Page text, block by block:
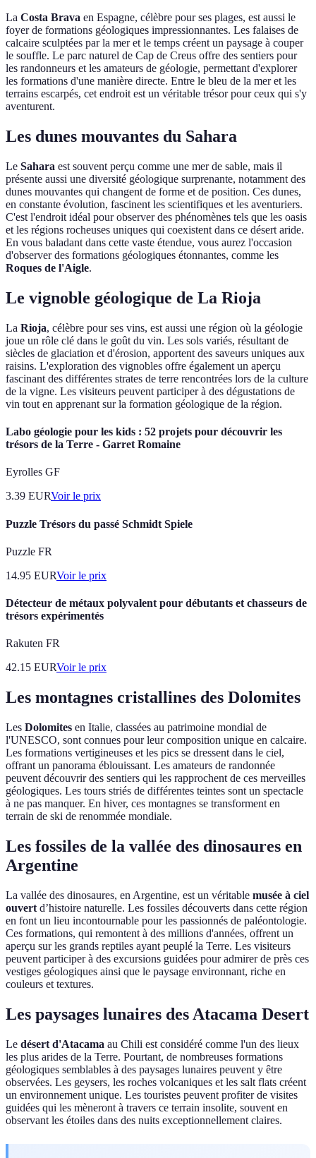
La Costa Brava en Espagne, célèbre pour ses plages, est aussi le
foyer de formations géologiques impressionnantes. Les falaises de
calcaire sculptées par la mer et le temps créent un paysage à couper
le souffle. Le parc naturel de Cap de Creus offre des sentiers pour
les randonneurs et les amateurs de géologie, permettant d'explorer
les formations d'une manière directe. Entre le bleu de la mer et les
terrains escarpés, cet endroit est un véritable trésor pour ceux qui s'y
aventurent.
Les dunes mouvantes du Sahara
Le Sahara est souvent perçu comme une mer de sable, mais il
présente aussi une diversité géologique surprenante, notamment des
dunes mouvantes qui changent de forme et de position. Ces dunes,
en constante évolution, fascinent les scientifiques et les aventuriers.
C'est l'endroit idéal pour observer des phénomènes tels que les oasis
et les régions rocheuses uniques qui coexistent dans ce désert aride.
En vous baladant dans cette vaste étendue, vous aurez l'occasion
d'observer des formations géologiques étonnantes, comme les
Roques de l'Aigle.
Le vignoble géologique de La Rioja
La Rioja, célèbre pour ses vins, est aussi une région où la géologie
joue un rôle clé dans le goût du vin. Les sols variés, résultant de
siècles de glaciation et d'érosion, apportent des saveurs uniques aux
raisins. L'exploration des vignobles offre également un aperçu
fascinant des différentes strates de terre rencontrées lors de la culture
de la vigne. Les visiteurs peuvent participer à des dégustations de
vin tout en apprenant sur la formation géologique de la région.
Labo géologie pour les kids : 52 projets pour découvrir les
trésors de la Terre - Garret Romaine
Eyrolles GF
3.39 EURVoir le prix
Puzzle Trésors du passé Schmidt Spiele
Puzzle FR
14.95 EURVoir le prix
Détecteur de métaux polyvalent pour débutants et chasseurs de
trésors expérimentés
Rakuten FR
42.15 EURVoir le prix
Les montagnes cristallines des Dolomites
Les Dolomites en Italie, classées au patrimoine mondial de
l'UNESCO, sont connues pour leur composition unique en calcaire.
Les formations vertigineuses et les pics se dressent dans le ciel,
offrant un panorama éblouissant. Les amateurs de randonnée
peuvent découvrir des sentiers qui les rapprochent de ces merveilles
géologiques. Les tours striés de différentes teintes sont un spectacle
à ne pas manquer. En hiver, ces montagnes se transforment en
terrain de ski de renommée mondiale.
Les fossiles de la vallée des dinosaures en
Argentine
La vallée des dinosaures, en Argentine, est un véritable musée à ciel
ouvert d’histoire naturelle. Les fossiles découverts dans cette région
en font un lieu incontournable pour les passionnés de paléontologie.
Ces formations, qui remontent à des millions d'années, offrent un
aperçu sur les grands reptiles ayant peuplé la Terre. Les visiteurs
peuvent participer à des excursions guidées pour admirer de près ces
vestiges géologiques ainsi que le paysage environnant, riche en
couleurs et textures.
Les paysages lunaires des Atacama Desert
Le désert d'Atacama au Chili est considéré comme l'un des lieux
les plus arides de la Terre. Pourtant, de nombreuses formations
géologiques semblables à des paysages lunaires peuvent y être
observées. Les geysers, les roches volcaniques et les salt flats créent
un environnement unique. Les touristes peuvent profiter de visites
guidées qui les mèneront à travers ce terrain insolite, souvent en
observant les étoiles dans des nuits exceptionnellement claires.